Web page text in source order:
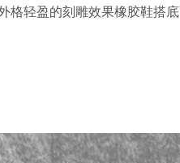
格轻盈的刻雕效果橡胶鞋